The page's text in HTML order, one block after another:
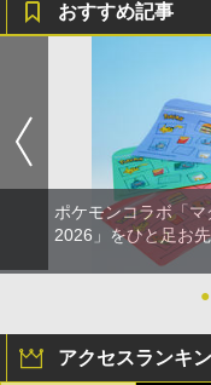
※
y
おすすめ記事
ポケモンコラボ「
2026」をひと足お
●
アクセスランキ